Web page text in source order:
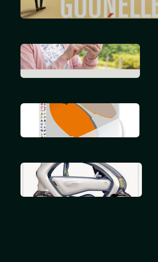
mars 17, 2024
L’informatique en 2015
septembre 25, 2015
Mon deuxième iBook
juillet 16, 2015
Mon premier iBook
mai 16, 2015